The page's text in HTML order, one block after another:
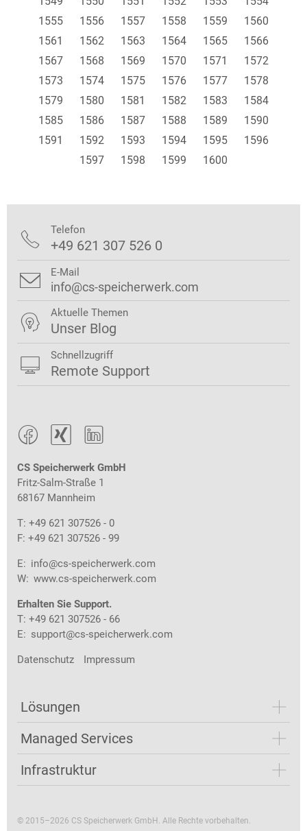
1555
1556 1557 1558 1559
1560
1561
1562 1563 1564 1565
1566
1567
1568 1569 1570 1571
1572
1573
1574 1575 1576 1577
1578
1579
1580 1581 1582 1583
1584
1585
1586 1587 1588 1589
1590
1591
1592 1593 1594 1595
1596
1597
1598 1599 1600
  
CS Speicherwerk GmbH
Fritz-Salm-Straße 1
68167 Mannheim
T: +49 621 307526 - 0
F: +49 621 307526 - 99
E: info@cs-speicherwerk.com
W: www.cs-speicherwerk.com
Erhalten Sie Support.
T: +49 621 307526 - 66
E: support@cs-speicherwerk.com
Datenschutz Impressum
Lösungen
Managed Services
Infrastruktur
 Telefon
+49 621 307 526 0
 E-Mail
info@cs-speicherwerk.com
 Aktuelle Themen
Unser Blog
 Schnellzugriff
Remote Support
© 2015–2026 CS Speicherwerk GmbH. Alle Rechte vorbehalten.